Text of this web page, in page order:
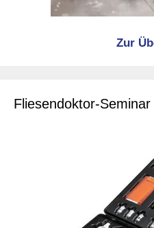
Zur
Fliesendoktor-